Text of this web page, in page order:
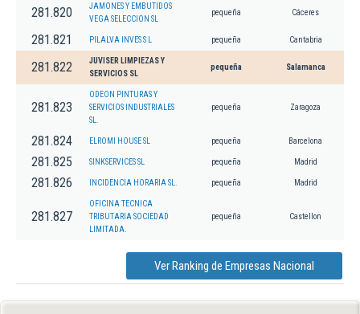
281.820
JAMONES Y EMBUTIDOS
VEGA SELECCION SL
pequeña Cáceres
281.821 PILALVA INVES S L pequeña Cantabria
281.822
JUVISER LIMPIEZAS Y
SERVICIOS SL
pequeña Salamanca
281.823
ODEON PINTURAS Y
SERVICIOS INDUSTRIALES
SL.
pequeña Zaragoza
281.824 ELROMI HOUSE SL pequeña Barcelona
281.825 SINKSERVICES SL pequeña Madrid
281.826 INCIDENCIA HORARIA SL. pequeña Madrid
281.827
OFICINA TECNICA
TRIBUTARIA SOCIEDAD
LIMITADA.
pequeña Castellon
Ver Ranking de Empresas Nacional